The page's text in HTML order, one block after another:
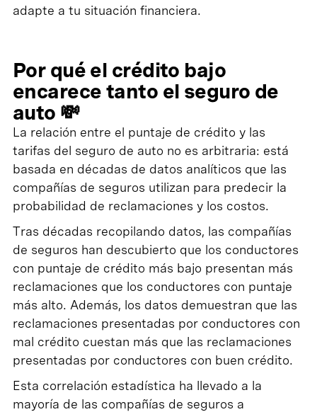
adapte a tu situación financiera.
Por qué el crédito bajo
encarece tanto el seguro de
auto 💸
La relación entre el puntaje de crédito y las
tarifas del seguro de auto no es arbitraria: está
basada en décadas de datos analíticos que las
compañías de seguros utilizan para predecir la
probabilidad de reclamaciones y los costos.
Tras décadas recopilando datos, las compañías
de seguros han descubierto que los conductores
con puntaje de crédito más bajo presentan más
reclamaciones que los conductores con puntaje
más alto. Además, los datos demuestran que las
reclamaciones presentadas por conductores con
mal crédito cuestan más que las reclamaciones
presentadas por conductores con buen crédito.
Esta correlación estadística ha llevado a la
mayoría de las compañías de seguros a